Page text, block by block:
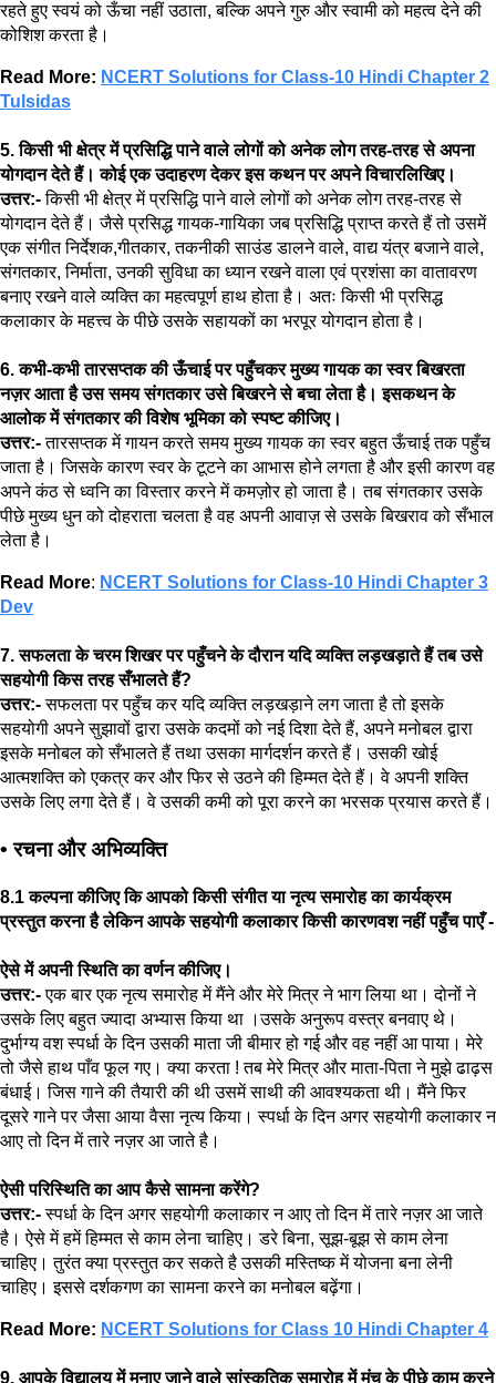
रहते हुए स्वयं को ऊँचा नहीं उठाता, बल्कि अपने गुरु और स्वामी को महत्व देने की
कोशिश करता है।
Read More: NCERT Solutions for Class-10 Hindi Chapter 2
Tulsidas
5. किसी भी क्षेत्र में प्रसिद्धि पाने वाले लोगों को अनेक लोग तरह-तरह से अपना
योगदान देते हैं। कोई एक उदाहरण देकर इस कथन पर अपने विचारलिखिए।
उत्तर:-किसी भी क्षेत्र में प्रसिद्धि पाने वाले लोगों को अनेक लोग तरह-तरह से
योगदान देते हैं। जैसे प्रसिद्ध गायक-गायिका जब प्रसिद्धि प्राप्त करते हैं तो उसमें
एक संगीत निर्देशक,गीतकार, तकनीकी साउंड डालने वाले, वाद्य यंत्र बजाने वाले,
संगतकार, निर्माता, उनकी सुविधा का ध्यान रखने वाला एवं प्रशंसा का वातावरण
बनाए रखने वाले व्यक्ति का महत्वपूर्ण हाथ होता है। अतः किसी भी प्रसिद्ध
कलाकार के महत्त्व के पीछे उसके सहायकों का भरपूर योगदान होता है।
6. कभी-कभी तारसप्तक की ऊँचाई पर पहुँचकर मुख्य गायक का स्वर बिखरता
नज़र आता है उस समय संगतकार उसे बिखरने से बचा लेता है। इसकथन के
आलोक में संगतकार की विशेष भूमिका को स्पष्ट कीजिए।
उत्तर:-तारसप्तक में गायन करते समय मुख्य गायक का स्वर बहुत ऊँचाई तक पहुँच
जाता है। जिसके कारण स्वर के टूटने का आभास होने लगता है और इसी कारण वह
अपने कंठ से ध्वनि का विस्तार करने में कमज़ोर हो जाता है। तब संगतकार उसके
पीछे मुख्य धुन को दोहराता चलता है वह अपनी आवाज़ से उसके बिखराव को सँभाल
लेता है।
Read More: NCERT Solutions for Class-10 Hindi Chapter 3
Dev
7. सफलता के चरम शिखर पर पहुँचने के दौरान यदि व्यक्ति लड़खड़ाते हैं तब उसे
सहयोगी किस तरह सँभालते हैं?
उत्तर:-सफलता पर पहुँच कर यदि व्यक्ति लड़खड़ाने लग जाता है तो इसके
सहयोगी अपने सुझावों द्वारा उसके कदमों को नई दिशा देते हैं, अपने मनोबल द्वारा
इसके मनोबल को सँभालते हैं तथा उसका मार्गदर्शन करते हैं। उसकी खोई
आत्मशक्ति को एकत्र कर और फिर से उठने की हिम्मत देते हैं। वे अपनी शक्ति
उसके लिए लगा देते हैं। वे उसकी कमी को पूरा करने का भरसक प्रयास करते हैं।
• रचना और अभिव्यक्ति
8.1 कल्पना कीजिए कि आपको किसी संगीत या नृत्य समारोह का कार्यक्रम
प्रस्तुत करना है लेकिन आपके सहयोगी कलाकार किसी कारणवश नहीं पहुँच पाएँ -
ऐसे में अपनी स्थिति का वर्णन कीजिए।
उत्तर:-एक बार एक नृत्य समारोह में मैंने और मेरे मित्र ने भाग लिया था। दोनों ने
उसके लिए बहुत ज्यादा अभ्यास किया था ।उसके अनुरूप वस्त्र बनवाए थे।
दुर्भाग्य वश स्पर्धा के दिन उसकी माता जी बीमार हो गई और वह नहीं आ पाया। मेरे
तो जैसे हाथ पाँव फूल गए। क्या करता ! तब मेरे मित्र और माता-पिता ने मुझे ढाढ़स
बंधाई। जिस गाने की तैयारी की थी उसमें साथी की आवश्यकता थी। मैंने फिर
दूसरे गाने पर जैसा आया वैसा नृत्य किया। स्पर्धा के दिन अगर सहयोगी कलाकार न
आए तो दिन में तारे नज़र आ जाते है।
ऐसी परिस्थिति का आप कैसे सामना करेंगे?
उत्तर:-स्पर्धा के दिन अगर सहयोगी कलाकार न आए तो दिन में तारे नज़र आ जाते
है। ऐसे में हमें हिम्मत से काम लेना चाहिए। डरे बिना, सूझ-बूझ से काम लेना
चाहिए। तुरंत क्या प्रस्तुत कर सकते है उसकी मस्तिष्क में योजना बना लेनी
चाहिए। इससे दर्शकगण का सामना करने का मनोबल बढ़ेंगा।
Read More: NCERT Solutions for Class 10 Hindi Chapter 4
9. आपके विद्यालय में मनाए जाने वाले सांस्कृतिक समारोह में मंच के पीछे काम करने